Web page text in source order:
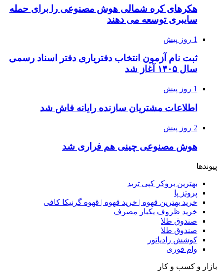
هکرهای کره شمالی هوش مصنوعی را برای حمله
سایبری توسعه می دهند
1 روز پیش
ثبت نام آزمون انتخاب دفتریاری دفتر اسناد رسمی
سال ۱۴۰۵ آغاز شد
1 روز پیش
اطلاعات مشتریان سازنده رایانه فاش شد
2 روز پیش
هوش مصنوعی چینی هم فراری شد
پیوندها
بهترین بروکر کپی ترید
پروتز پا
خرید بهترین قهوه | خرید قهوه | قهوه گرنیکا کافی
خرید ظروف یکبار مصرف
صندوق طلا
صندوق طلا
کوشش رادیاتور
وام فوری
بازار و کسب و کار